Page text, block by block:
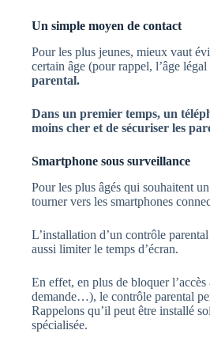
Un simple moyen de contact
Pour les plus jeunes, mieux vaut
certain âge (pour rappel, l’âge
parental.
Dans un premier temps, un
moins cher et de sécuriser les
Smartphone sous surveillance
Pour les plus âgés qui souhaitent
tourner vers les smartphones
L’installation d’un contrôle
aussi limiter le temps d’écran.
En effet, en plus de bloquer
demande…), le contrôle parental
Rappelons qu’il peut être installé
spécialisée.